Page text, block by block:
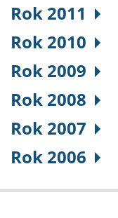
Rok 2011
Rok 2010
Rok 2009
Rok 2008
Rok 2007
Rok 2006